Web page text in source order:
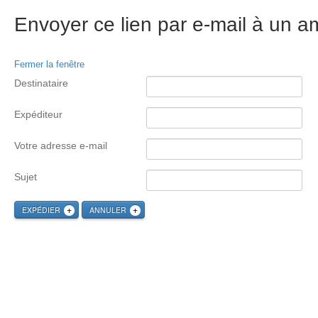
Envoyer ce lien par e-mail à un
Fermer la fenêtre
Destinataire
Expéditeur
Votre adresse e-mail
Sujet
EXPÉDIER ANNULER